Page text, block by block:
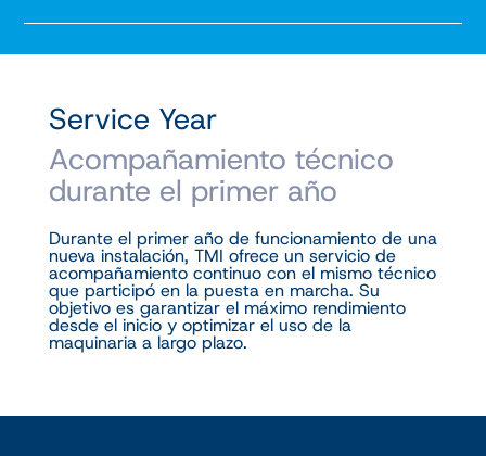
Service Year
Acompañamiento técnico
durante el primer año
Durante el primer año de funcionamiento de una
nueva instalación, TMI ofrece un servicio de
acompañamiento continuo con el mismo técnico
que participó en la puesta en marcha. Su
objetivo es garantizar el máximo rendimiento
desde el inicio y optimizar el uso de la
maquinaria a largo plazo.